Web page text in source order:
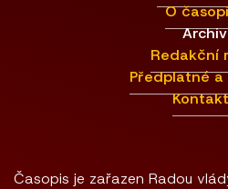
O
Archiv
Redakční
Předplatné a
Časopis je zařazen Radou